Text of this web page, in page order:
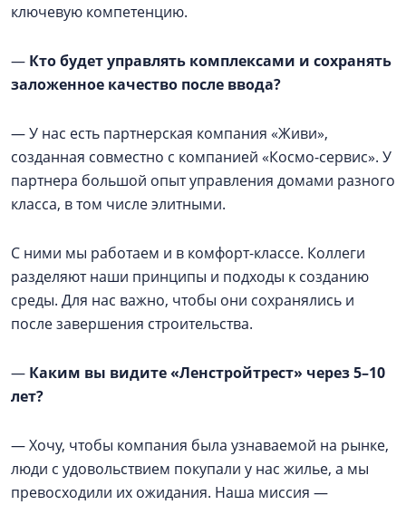
ключевую компетенцию.
— Кто будет управлять комплексами и сохранять
заложенное качество после ввода?
— У нас есть партнерская компания «Живи»,
созданная совместно с компанией «Космо-сервис». У
партнера большой опыт управления домами разного
класса, в том числе элитными.
С ними мы работаем и в комфорт-классе. Коллеги
разделяют наши принципы и подходы к созданию
среды. Для нас важно, чтобы они сохранялись и
после завершения строительства.
— Каким вы видите «Ленстройтрест» через 5–10
лет?
— Хочу, чтобы компания была узнаваемой на рынке,
люди с удовольствием покупали у нас жилье, а мы
превосходили их ожидания. Наша миссия —